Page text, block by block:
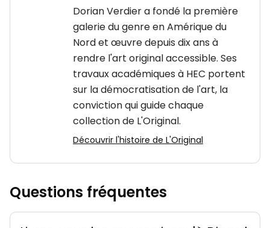
Dorian Verdier a fondé la première
galerie du genre en Amérique du
Nord et œuvre depuis dix ans à
rendre l'art original accessible. Ses
travaux académiques à HEC portent
sur la démocratisation de l'art, la
conviction qui guide chaque
collection de L'Original.
Découvrir l'histoire de L'Original
Questions fréquentes